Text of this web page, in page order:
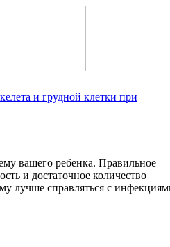
и грудной клетки при
вашего ребенка. Правильное
и достаточное количество
лучше справляться с